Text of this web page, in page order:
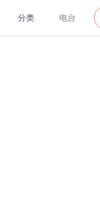
分类 电台